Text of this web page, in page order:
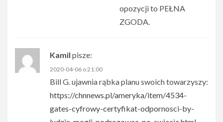
opozycji to PEŁNA
ZGODA.
Kamil pisze:
2020-04-06 o 21:00
Bill G. ujawnia rąbka planu swoich towarzyszy:
https://chnnews.pl/ameryka/item/4534-
gates-cyfrowy-certyfikat-odpornosci-by-